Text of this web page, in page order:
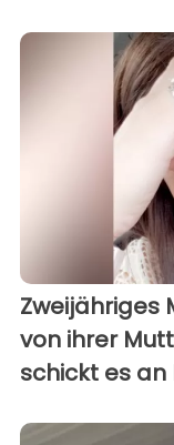
Zweijähriges
von ihrer
schickt es an